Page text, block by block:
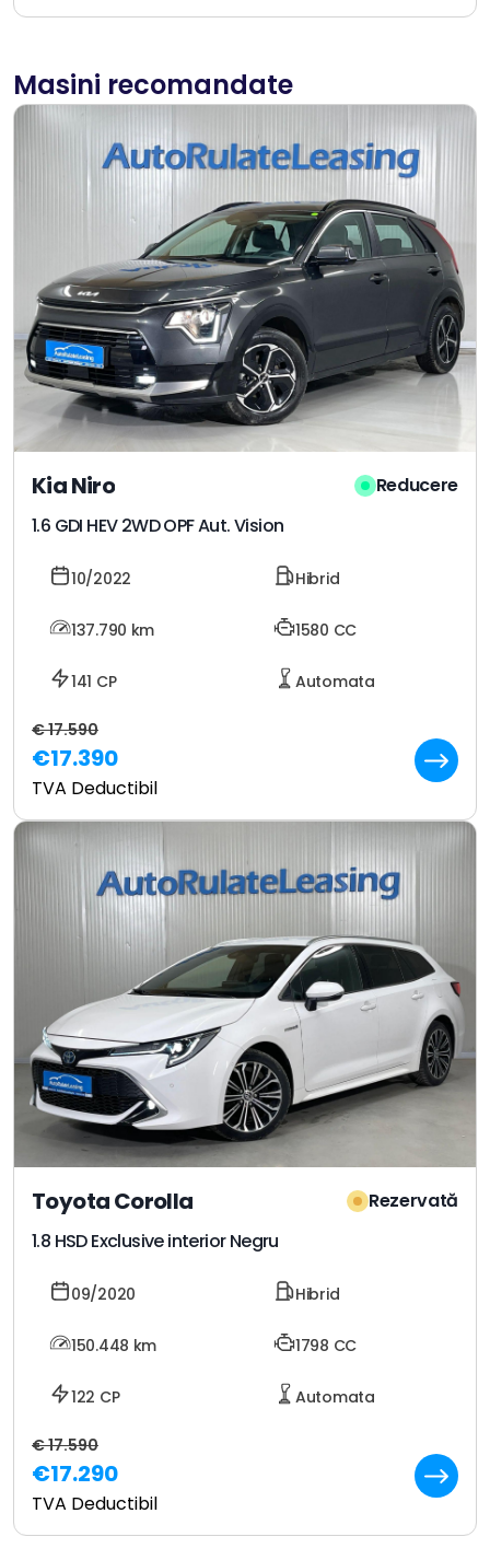
Masini recomandate
Kia Niro
1.6 GDI HEV 2WD OPF Aut. Vision
Reducere
10/2022 Hibrid
137.790 km 1580 CC
141 CP Automata
€ 17.590
€17.390
TVA Deductibil
Toyota Corolla
1.8 HSD Exclusive interior Negru
Rezervată
09/2020 Hibrid
150.448 km 1798 CC
122 CP Automata
€ 17.590
€17.290
TVA Deductibil